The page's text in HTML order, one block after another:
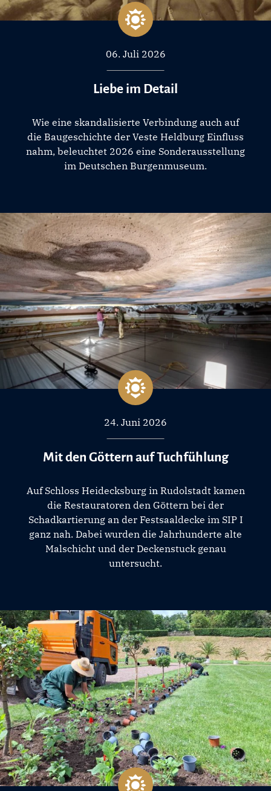
06. Juli 2026
Liebe im Detail
Wie eine skandalisierte Verbindung auch auf
die Baugeschichte der Veste Heldburg Einfluss
nahm, beleuchtet 2026 eine Sonderausstellung
im Deutschen Burgenmuseum.
24. Juni 2026
Mit den Göttern auf Tuchfühlung
Auf Schloss Heidecksburg in Rudolstadt kamen
die Restauratoren den Göttern bei der
Schadkartierung an der Festsaaldecke im SIP I
ganz nah. Dabei wurden die Jahrhunderte alte
Malschicht und der Deckenstuck genau
untersucht.